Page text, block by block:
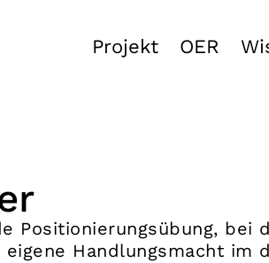
Projekt OER
Positionierungsübung, bei
Handlungsmacht im